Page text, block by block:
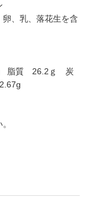
、乳、落花生を含
脂質 26.2ｇ 炭